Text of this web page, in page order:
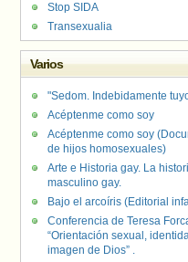
Stop SIDA
Transexualia
Varios
"Sedom. Indebidamente
Acéptenme como soy
Acéptenme como soy
de hijos homosexuales)
Arte e Historia gay. La
masculino gay.
Bajo el arcoíris (Editorial
Conferencia de Teresa
“Orientación sexual,
imagen de Dios” .